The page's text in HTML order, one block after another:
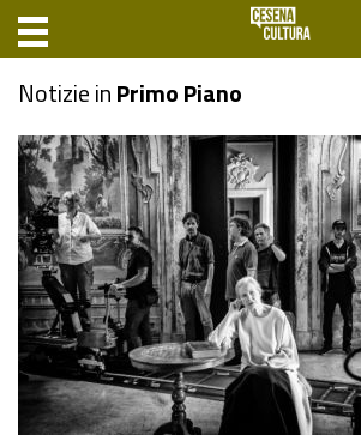
Notizie inPrimo Piano